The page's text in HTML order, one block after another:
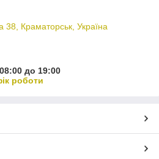
38, Краматорськ, Україна
до 19:00
роботи